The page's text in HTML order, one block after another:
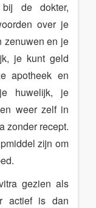
de dokter,
over je
zenuwen en je
je kunt geld
apotheek en
huwelijk, je
weer zelf in
zonder recept.
zijn om
gezien als
actief is dan